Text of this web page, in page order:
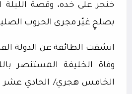
خنجر على خده، وقصة الليلة
بصلحٍ غيّر مجرى الحروب
انشقت الطائفة عن الدولة
وفاة الخليفة المستنصر
الخامس هجري/ الحادي عشر